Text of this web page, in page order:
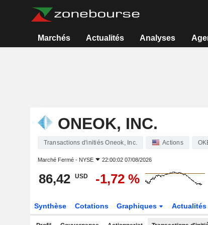
Marchés Actualités Analyses
ONEOK, INC.
Transactions d'initiés Oneok, Inc. Actions
Marché Fermé - NYSE 22:00:02 07/08/2026
86,42 USD -1,72 %
Synthèse Cotations Graphiques Actualités